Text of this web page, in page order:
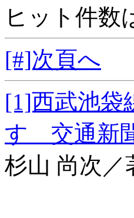
ヒット件数
[#]次頁へ
[1]西武池
す 交通新
杉山 尚次